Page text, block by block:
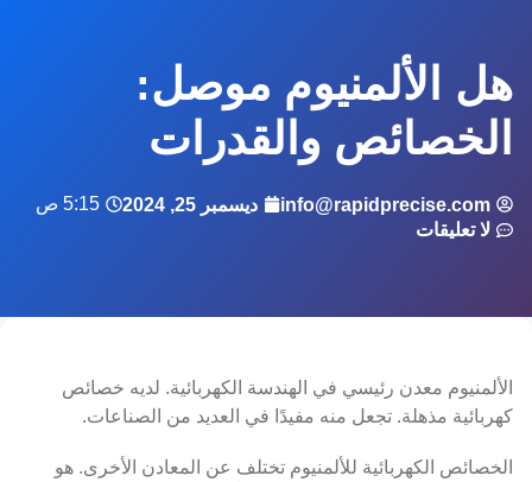
هل الألمنيوم موصل:
الخصائص والقدرات
info@rapidprecise.com ديسمبر 25, 2024
5:15 ص
لا تعليقات
الألمنيوم معدن رئيسي في الهندسة الكهربائية. لديه خصائص
كهربائية مذهلة. تجعل منه مفيدًا في العديد من الصناعات.
الخصائص الكهربائية للألمنيوم تختلف عن المعادن الأخرى. هو